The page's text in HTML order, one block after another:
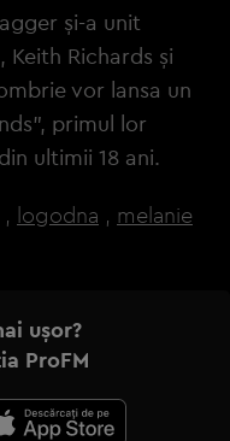
și-a unit
Richards și
vor lansa un
primul lor
ultimii 18 ani.
, logodna , melanie
ușor?
ProFM